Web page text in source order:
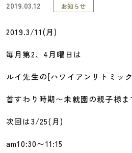
2019.03.12 お知らせ
2019.3/11(月)
毎月第2、4月曜日は
ルイ先生の[ハワイアンリトミッ
首すわり時期〜未就園の親子様ま
次回は3/25(月)
am10:30〜11:15